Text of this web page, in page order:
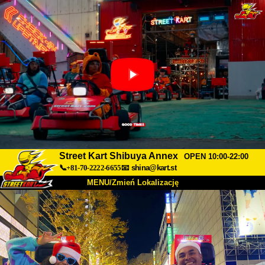
Street Kart Shibuya Annex
OPEN 10:00-22:00
📞+81-70-2222-6655📧 shina@kart.st
MENU/Zmień Lokalizację
O nas Specyfikacja Cena
Dojazd Opinie FAQ